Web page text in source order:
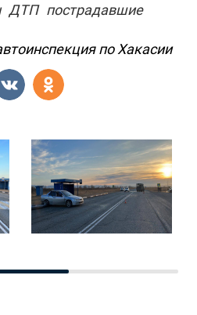
ДТП пострадавшие
по Хакасии